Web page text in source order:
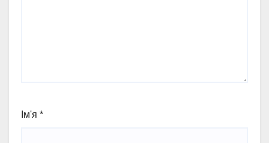
Ім'я *